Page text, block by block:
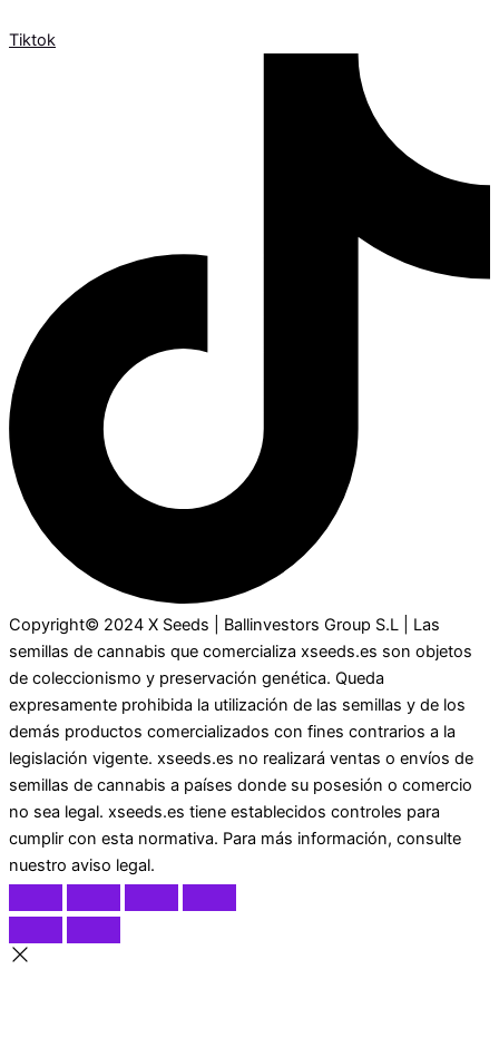
Tiktok
Copyright© 2024 X Seeds | Ballinvestors Group S.L | Las
semillas de cannabis que comercializa xseeds.es son objetos
de coleccionismo y preservación genética. Queda
expresamente prohibida la utilización de las semillas y de los
demás productos comercializados con fines contrarios a la
legislación vigente. xseeds.es no realizará ventas o envíos de
semillas de cannabis a países donde su posesión o comercio
no sea legal. xseeds.es tiene establecidos controles para
cumplir con esta normativa. Para más información, consulte
nuestro aviso legal.